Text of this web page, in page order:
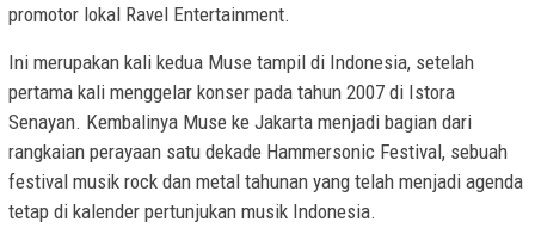
promotor lokal Ravel Entertainment.
Ini merupakan kali kedua Muse tampil di Indonesia, setelah
pertama kali menggelar konser pada tahun 2007 di Istora
Senayan. Kembalinya Muse ke Jakarta menjadi bagian dari
rangkaian perayaan satu dekade Hammersonic Festival, sebuah
festival musik rock dan metal tahunan yang telah menjadi agenda
tetap di kalender pertunjukan musik Indonesia.